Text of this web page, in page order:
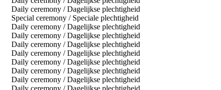
Daily ceremony / Dagelijkse plechtigheid
Special ceremony / Speciale plechtigheid
Daily ceremony / Dagelijkse plechtigheid
Daily ceremony / Dagelijkse plechtigheid
Daily ceremony / Dagelijkse plechtigheid
Daily ceremony / Dagelijkse plechtigheid
Daily ceremony / Dagelijkse plechtigheid
Daily ceremony / Dagelijkse plechtigheid
Daily ceremony / Dagelijkse plechtigheid
Daily ceremony / Dagelijkse plechtigheid